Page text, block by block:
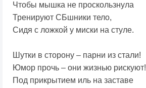
Чтобы мышка не проскользнула
Тренируют СБшники тело,
Сидя с ложкой у миски на стуле.
Шутки в сторону – парни из стали!
Юмор прочь – они жизнью рискуют!
Под прикрытием иль на заставе